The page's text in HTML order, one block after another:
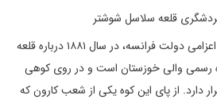
دیولافوا باستان‌شناس معروف اعزامی دولت فرانسه، در سال ۱۸۸۱ درباره قلعه
رسمی والی خوزستان است و در روی کوهی
دارد. از پای این کوه یکی از شعب کارون که